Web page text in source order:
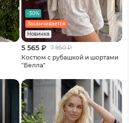
-30%
Заканчивается
Новинка
5 565 ₽ 7 950₽
Костюм с рубашкой и шортами
"Белла"